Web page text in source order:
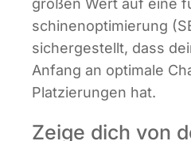
gro­ßen Wert auf eine
schi­nen­op­ti­mie­rung
sicher­ge­stellt, dass
Anfang an opti­ma­le
Plat­zie­run­gen hat.
Zeige dich von